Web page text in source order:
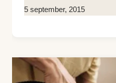
Door
5 september, 2015